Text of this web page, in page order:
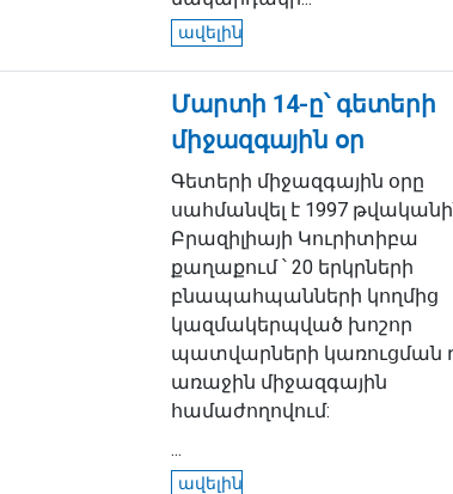
ավելին
Մարտի 14-ը՝ գետերի
միջազգային օր
Գետերի միջազգային օրը
սահմանվել է 1997
Բրազիլիայի Կուրիտիբա
քաղաքում ՝ 20 երկրների
բնապահպանների կողմից
կազմակերպված խոշոր
պատվարների կառուցման
առաջին միջազգային
համաժողովում:
...
ավելին